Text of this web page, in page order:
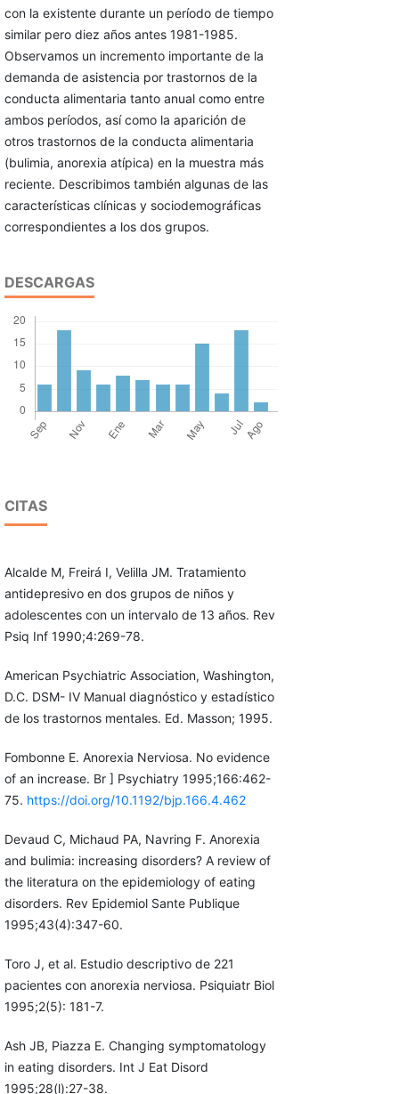
con la existente durante un período de tiempo
similar pero diez años antes 1981-1985.
Observamos un incremento importante de la
demanda de asistencia por trastornos de la
conducta alimentaria tanto anual como entre
ambos períodos, así como la aparición de
otros trastornos de la conducta alimentaria
(bulimia, anorexia atípica) en la muestra más
reciente. Describimos también algunas de las
características clínicas y sociodemográficas
correspondientes a los dos grupos.
DESCARGAS
CITAS
Alcalde M, Freirá I, Velilla JM. Tratamiento
antidepresivo en dos grupos de niños y
adolescentes con un intervalo de 13 años. Rev
Psiq Inf 1990;4:269-78.
American Psychiatric Association, Washington,
D.C. DSM- IV Manual diagnóstico y estadístico
de los trastornos mentales. Ed. Masson; 1995.
Fombonne E. Anorexia Nerviosa. No evidence
of an increase. Br ] Psychiatry 1995;166:462-
75. https://doi.org/10.1192/bjp.166.4.462
Devaud C, Michaud PA, Navring F. Anorexia
and bulimia: increasing disorders? A review of
the literatura on the epidemiology of eating
disorders. Rev Epidemiol Sante Publique
1995;43(4):347-60.
Toro J, et al. Estudio descriptivo de 221
pacientes con anorexia nerviosa. Psiquiatr Biol
1995;2(5): 181-7.
Ash JB, Piazza E. Changing symptomatology
in eating disorders. Int J Eat Disord
1995;28(l):27-38.